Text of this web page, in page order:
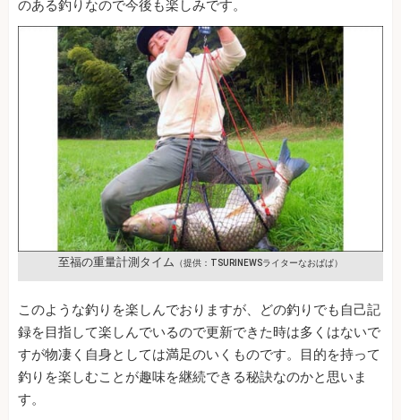
のある釣りなので今後も楽しみです。
至福の重量計測タイム （提供：TSURINEWSライターなおぱぱ）
このような釣りを楽しんでおりますが、どの釣りでも自己記
録を目指して楽しんでいるので更新できた時は多くはないで
すが物凄く自身としては満足のいくものです。目的を持って
釣りを楽しむことが趣味を継続できる秘訣なのかと思いま
す。